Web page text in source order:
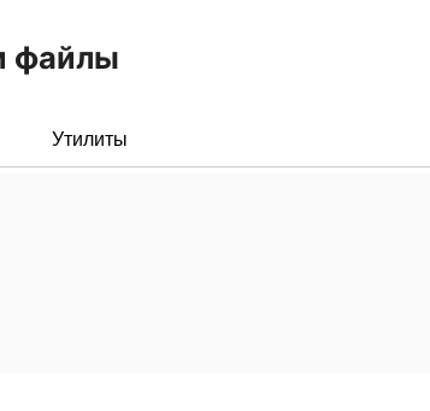
файлы
Утилиты